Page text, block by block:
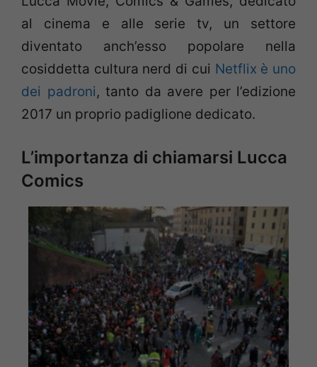
al cinema e alle serie tv, un settore
diventato anch’esso popolare nella
cosiddetta cultura nerd di cui Netflix è uno
dei padroni, tanto da avere per l’edizione
2017 un proprio padiglione dedicato.
L’importanza di chiamarsi Lucca
Comics